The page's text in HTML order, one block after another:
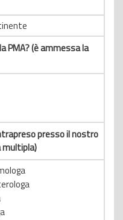
PMA? (è ammessa la
presso il nostro
multipla)